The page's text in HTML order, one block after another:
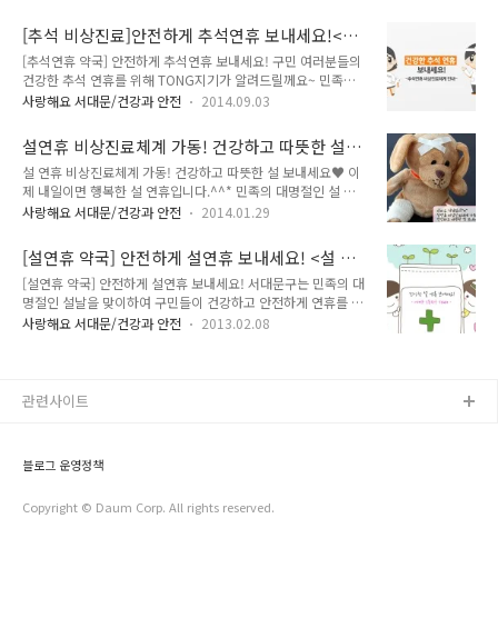
신병원 등 관내 2개 응급의료기관은 24시간 비상진료체계를 가
동, 응급환자 발생 시 신속..
민들이 건강하고 안전하게 연휴를 보낼 수 있도록 2015년 2월
18일(수요일)부터 2월 22일(일요이)까지 5일간 비상진료대책
기간으로 설정하고 의료기관 및 약국과 협조하여 비상진료체계
를 가동합니다!! 일목요연하게 한눈에 정리 들어갑니다!! 2015
년 설 연휴 비상진료체계 운영 안내 설 연휴 기간 중 응급환자 발
들의 의료이용에 불편이 없도록 운영하고자 합니다. 운영기간 :
2015. 02. 1..
[추석 비상진료]안전하게 추석연휴 보내세요!<추
석연휴 비상진료체계 안내>
[추석연휴 약국] 안전하게 추석연휴 보내세요! 구민 여러분들의
건강한 추석 연휴를 위해 TONG지기가 알려드릴께요~ 민족의
대명절 추석!! 이번 추석은 대체공휴일을 지내시는 분들에게는
기가 걱정거리가 생겼답니다. 구민 여러분들에게 갑자기 응급상
황이 생긴다면..? 그래서 준비했습니다 ~^^ 구민들이 건강하고
안전한 연휴를 보낼 수 있도록 추석 연휴를 비상진료대책 기간으
로 설정하였답니다!! 의료기관 및 약국과 협조하여 비상진료체
계를 가동합니다. 연휴기간 중 진료공백을 방지하기 위하여 당직
원, 동신병원 등 관내 2개 응급의료기관은 24시간 비상진료체계
를 가동, 응급환자 발생시 신속한 대처하..
사랑해요 서대문/건강과 안전 2014.09.03
설연휴 비상진료체계 가동! 건강하고 따뜻한 설
보내세요♥
설 연휴 비상진료체계 가동! 건강하고 따뜻한 설 보내세요♥ 이
제 내일이면 행복한 설 연휴입니다.^^* 민족의 대명절인 설 연
휴를 맞이하여 서대문구에서는 구민들이 안전하고 건강하게 명
지 4일간 비상진료대책 기간을 설정하고 의료기관과 약국과 협
조하여 비상진료체계를 가동합니다. 자세한 내용 TONG과 함께
알아볼까요?^^* 서대문구 보건소는 연휴기간 중에 진료 공백을
방지하기 위해서 당직의료기간과 당번 약국을 지정, 운영하고 있
는데요, 연세대 신촌세브란스병원, 동신병원 등 관내 2개 응급의
사랑해요 서대문/건강과 안전 2014.01.29
[설연휴 약국] 안전하게 설연휴 보내세요! <설 연
휴 당번약국 안내>
[설연휴 약국] 안전하게 설연휴 보내세요! 서대문구는 민족의 대
명절인 설날을 맞이하여 구민들이 건강하고 안전하게 연휴를 보
낼 수 있도록 설 연휴를 비상진료대책 기간으로 설정하고 의료기
급의료기관은 24시간 비상진료체계를 가동, 응급환자 발생시 신
스병원, 동신병원) ○ 진료내용 : 응급실 운영(연중무휴) ○ 연
사랑해요 서대문/건강과 안전 2013.02.08
블로그 운영정책
Copyright © Daum Corp. All rights reserved.
관련사이트